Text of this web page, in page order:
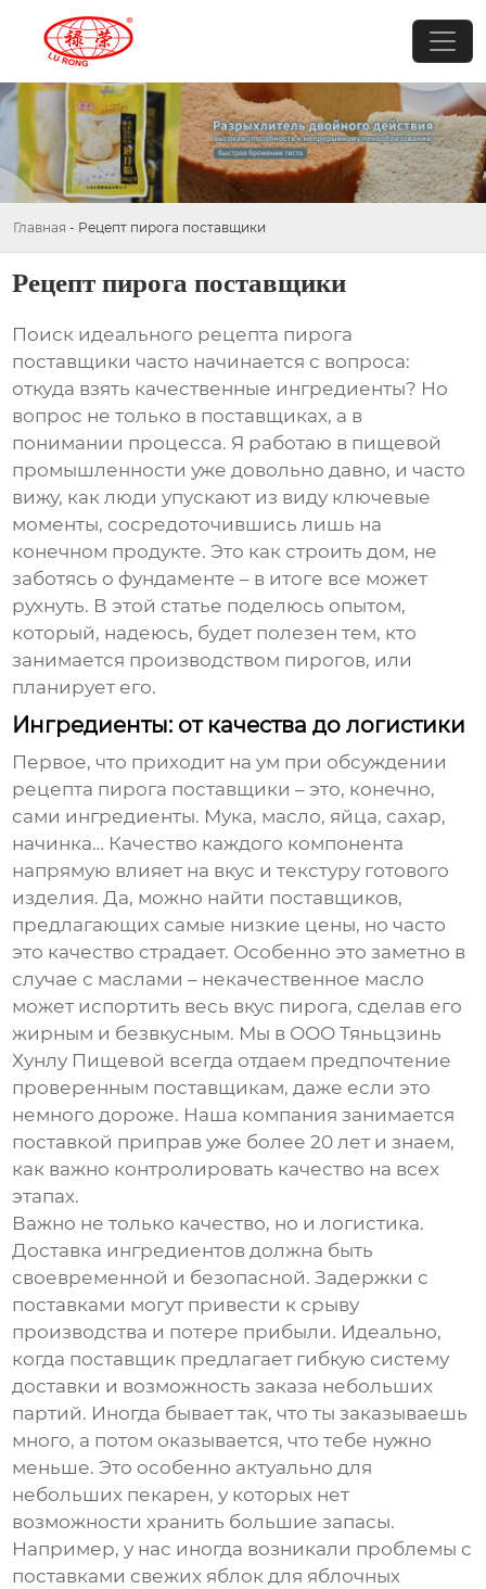
Главная - Рецепт пирога поставщики
Рецепт пирога поставщики
Поиск идеального рецепта пирога
поставщики часто начинается с вопроса:
откуда взять качественные ингредиенты? Но
вопрос не только в поставщиках, а в
понимании процесса. Я работаю в пищевой
промышленности уже довольно давно, и часто
вижу, как люди упускают из виду ключевые
моменты, сосредоточившись лишь на
конечном продукте. Это как строить дом, не
заботясь о фундаменте – в итоге все может
рухнуть. В этой статье поделюсь опытом,
который, надеюсь, будет полезен тем, кто
занимается производством пирогов, или
планирует его.
Ингредиенты: от качества до логистики
Первое, что приходит на ум при обсуждении
рецепта пирога поставщики – это, конечно,
сами ингредиенты. Мука, масло, яйца, сахар,
начинка… Качество каждого компонента
напрямую влияет на вкус и текстуру готового
изделия. Да, можно найти поставщиков,
предлагающих самые низкие цены, но часто
это качество страдает. Особенно это заметно в
случае с маслами – некачественное масло
может испортить весь вкус пирога, сделав его
жирным и безвкусным. Мы в ООО Тяньцзинь
Хунлу Пищевой всегда отдаем предпочтение
проверенным поставщикам, даже если это
немного дороже. Наша компания занимается
поставкой приправ уже более 20 лет и знаем,
как важно контролировать качество на всех
этапах.
Важно не только качество, но и логистика.
Доставка ингредиентов должна быть
своевременной и безопасной. Задержки с
поставками могут привести к срыву
производства и потере прибыли. Идеально,
когда поставщик предлагает гибкую систему
доставки и возможность заказа небольших
партий. Иногда бывает так, что ты заказываешь
много, а потом оказывается, что тебе нужно
меньше. Это особенно актуально для
небольших пекарен, у которых нет
возможности хранить большие запасы.
Например, у нас иногда возникали проблемы с
поставками свежих яблок для яблочных